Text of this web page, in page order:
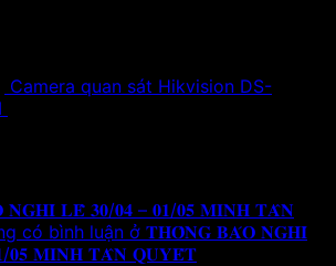
Camera quan sát Hikvision DS-
𝐋𝐄̂̃ 𝟑𝟎/𝟎𝟒 – 𝟎𝟏/𝟎𝟓 𝐌𝐈𝐍𝐇 𝐓𝐀̂𝐍
có bình luận ở 𝐓𝐇𝐎̂𝐍𝐆 𝐁𝐀́𝐎 𝐍𝐆𝐇𝐈̉
𝟎𝟓 𝐌𝐈𝐍𝐇 𝐓𝐀̂𝐍 𝐐𝐔𝐘𝐄̂́𝐓